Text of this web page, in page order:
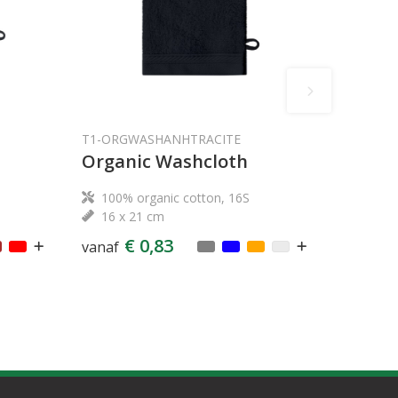
T1-ORGWASHANHTRACITE
Organic Washcloth
100% organic cotton, 16S
16 x 21 cm
vanaf € 0,83